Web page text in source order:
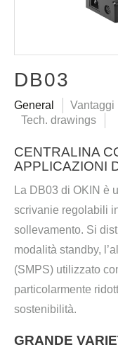
DB03
General Vantaggi
Tech. drawings
CENTRALINA
APPLICAZIONI
La DB03 di OKIN è
scrivanie regolabili
sollevamento. Si
modalità standby,
(SMPS) utilizzato
particolarmente
sostenibilità.
GRANDE